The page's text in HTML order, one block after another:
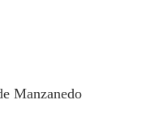
Manzanedo